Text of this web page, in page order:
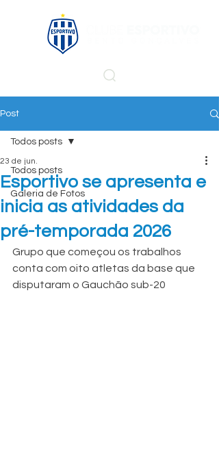
Post
Todos posts
Galeria de Fotos
Todos posts
Esportivo se apresenta e
inicia as atividades da
pré-temporada 2026
23 de jun.
Grupo que começou os trabalhos
conta com oito atletas da base que
disputaram o Gauchão sub-20